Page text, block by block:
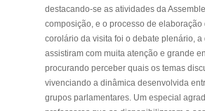
destacando-se as atividades da
composição, e o processo de elaboração
corolário da visita foi o debate plenário, a
assistiram com muita atenção e grande
procurando perceber quais os temas
vivenciando a dinâmica desenvolvida
grupos parlamentares. Um especial